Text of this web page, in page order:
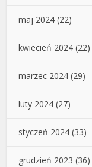
maj 2024 (22)
kwiecień 2024 (22)
marzec 2024 (29)
luty 2024 (27)
styczeń 2024 (33)
grudzień 2023 (36)